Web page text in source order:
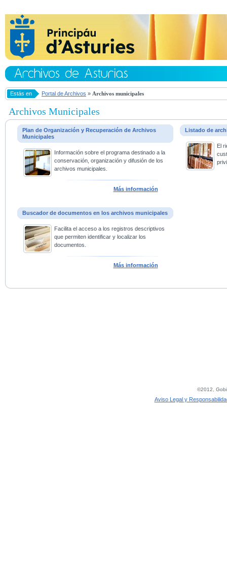
Estás en Portal de Archivos » Archivos municipales
Archivos Municipales
Plan de Organización y Recuperación de Archivos
Municipales
Información sobre el programa destinado a la
conservación, organización y difusión de los
archivos municipales.
Más información
Listado de
El
Buscador de documentos en los archivos municipales
Facilita el acceso a los registros descriptivos
que permiten identificar y localizar los
documentos.
Más información
©2012,
Aviso Legal y